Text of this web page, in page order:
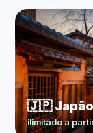
🇯🇵 Japão
ilimitado a